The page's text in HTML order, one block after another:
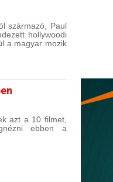
származó, Paul
hollywoodi
a magyar mozik
azt a 10 filmet,
ebben a